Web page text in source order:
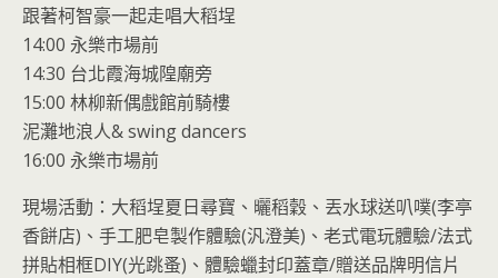
跟著柯智豪一起走唱大稻埕
14:00 永樂市場前
14:30 台北霞海城隍廟旁
15:00 林柳新偶戲館前騎樓
泥灘地浪人& swing dancers
16:00 永樂市場前
現場活動：大稻埕夏日尋寶、曬稻穀、丟水球送叭噗(李亭
香餅店)、手工肥皂製作體驗(汎澄美)、老式電玩體驗/法式
拼貼相框DIY(光跳蚤)、體驗蠟封印蓋章/贈送品牌明信片